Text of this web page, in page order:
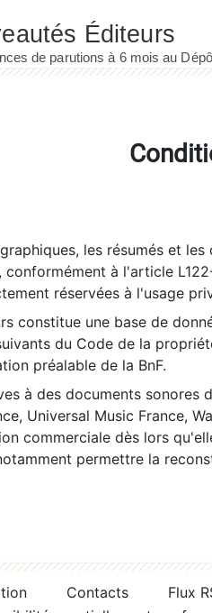
les résumés et
conformément à l'article
réservées à l'usage
constitue une base de
du Code de la
préalable de la BnF.
à des documents sonores
Universal Music France,
commerciale dès lors
permettre la
Contacts
Flux